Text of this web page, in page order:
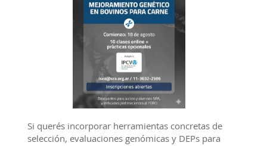
Si querés incorporar herramientas concretas de
selección, evaluaciones genómicas y DEPs para